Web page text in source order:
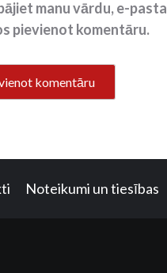
manu vārdu, e-
pievienot komentāru.
Noteikumi un tiesības